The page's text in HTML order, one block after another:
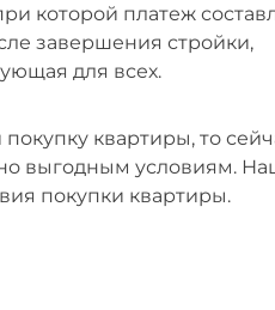
которой платеж
завершения стройки,
для всех.
покупку квартиры, то
выгодным условиям.
покупки квартиры.